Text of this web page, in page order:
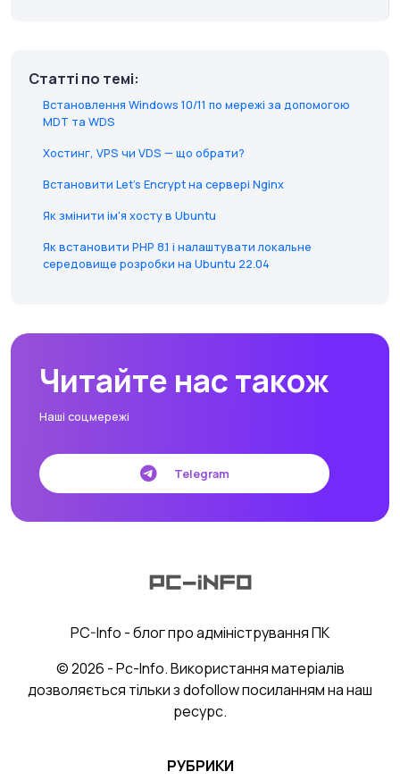
Статті по темі:
Встановлення Windows 10/11 по мережі за допомогою
MDT та WDS
Хостинг, VPS чи VDS — що обрати?
Встановити Let's Encrypt на сервері Nginx
Як змінити ім'я хосту в Ubuntu
Як встановити PHP 8.1 і налаштувати локальне
середовище розробки на Ubuntu 22.04
Читайте нас також
Наші соцмережі
Telegram
PC-Info - блог про адміністрування ПК
© 2026 - Pc-Info. Використання матеріалів
дозволяється тільки з dofollow посиланням на наш
ресурс.
РУБРИКИ